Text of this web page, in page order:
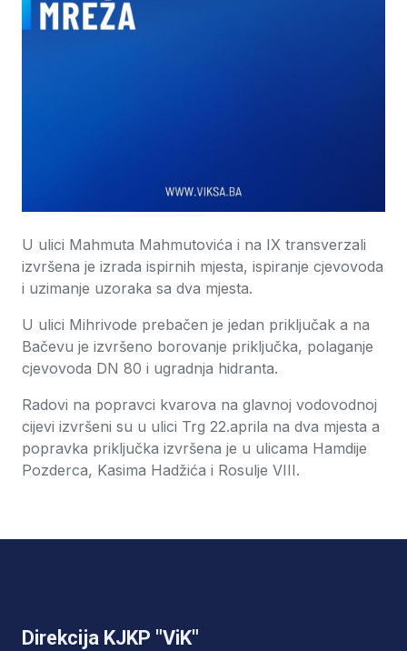
U ulici Mahmuta Mahmutovića i na IX transverzali
izvršena je izrada ispirnih mjesta, ispiranje cjevovoda
i uzimanje uzoraka sa dva mjesta.
U ulici Mihrivode prebačen je jedan priključak a na
Bačevu je izvršeno borovanje priključka, polaganje
cjevovoda DN 80 i ugradnja hidranta.
Radovi na popravci kvarova na glavnoj vodovodnoj
cijevi izvršeni su u ulici Trg 22.aprila na dva mjesta a
popravka priključka izvršena je u ulicama Hamdije
Pozderca, Kasima Hadžića i Rosulje VIII.
Direkcija KJKP "ViK"